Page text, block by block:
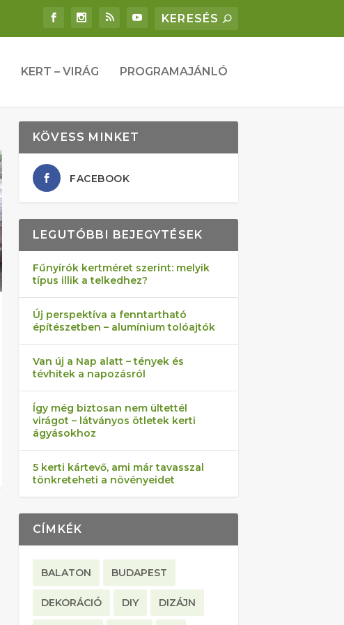
KERT – VIRÁG PROGRAMAJÁNLÓ
KÖVESS MINKET
FACEBOOK
LEGUTÓBBI BEJEGYTÉSEK
Fűnyírók kertméret szerint: melyik
típus illik a telkedhez?
Új perspektíva a fenntartható
építészetben – alumínium tolóajtók
Van új a Nap alatt – tények és
tévhitek a napozásról
Így még biztosan nem ültettél
virágot – látványos ötletek kerti
ágyásokhoz
5 kerti kártevő, ami már tavasszal
tönkreteheti a növényeidet
CÍMKÉK
BALATON BUDAPEST
DEKORÁCIÓ DIY DIZÁJN